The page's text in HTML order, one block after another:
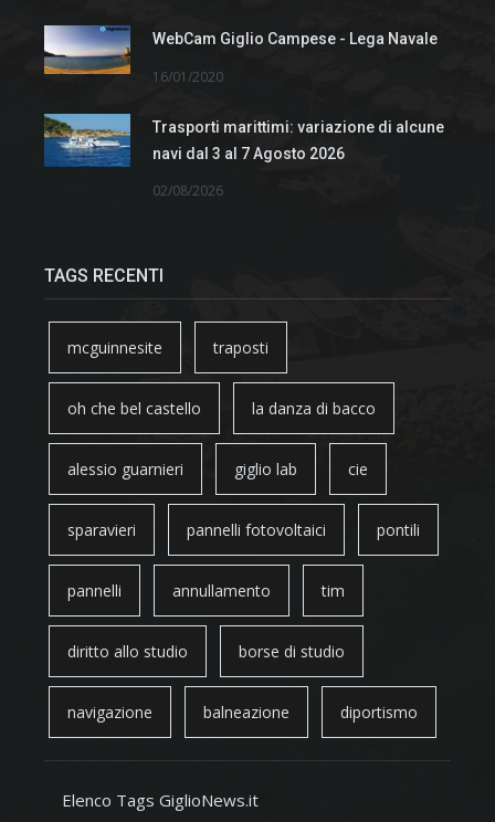
WebCam Giglio Campese - Lega Navale
16/01/2020
Trasporti marittimi: variazione di alcune
navi dal 3 al 7 Agosto 2026
02/08/2026
TAGS RECENTI
mcguinnesite traposti
oh che bel castello la danza di bacco
alessio guarnieri giglio lab cie
sparavieri pannelli fotovoltaici pontili
pannelli annullamento tim
diritto allo studio borse di studio
navigazione balneazione diportismo
Elenco Tags GiglioNews.it